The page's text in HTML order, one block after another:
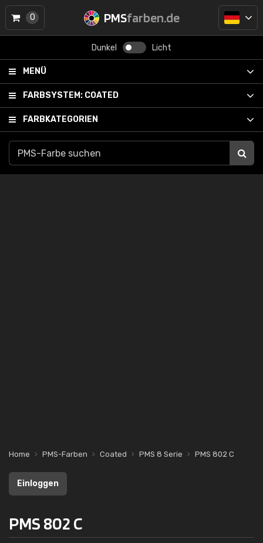
PMSfarben.de
Dunkel Licht
MENÜ
FARBSYSTEM: COATED
FARBKATEGORIEN
0
Home PMS-Farben Coated PMS 8 Serie PMS 802 C
Einloggen
PMS 802 C